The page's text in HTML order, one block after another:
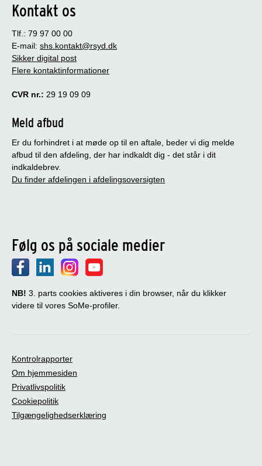
Kontakt os
Tlf.: 79 97 00 00
E-mail: shs.kontakt@rsyd.dk
Sikker digital post
Flere kontaktinformationer
CVR nr.: 29 19 09 09
Meld afbud
Er du forhindret i at møde op til en aftale, beder vi dig melde
afbud til den afdeling, der har indkaldt dig - det står i dit
indkaldebrev.
Du finder afdelingen i afdelingsoversigten
Følg os på sociale medier
NB! 3. parts cookies aktiveres i din browser, når du klikker
videre til vores SoMe-profiler.
Kontrolrapporter
Om hjemmesiden
Privatlivspolitik
Cookiepolitik
Tilgængelighedserklæring